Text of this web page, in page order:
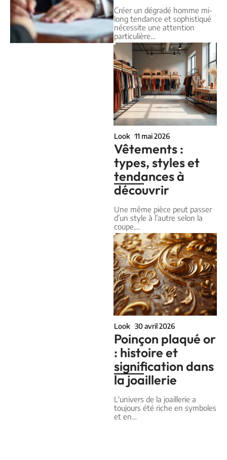
Créer un dégradé homme mi-
long tendance et sophistiqué
nécessite une attention
particulière…
Look 11 mai 2026
Vêtements :
types, styles et
tendances à
découvrir
Une même pièce peut passer
d’un style à l’autre selon la
coupe,…
Look 30 avril 2026
Poinçon plaqué or
: histoire et
signification dans
la joaillerie
L'univers de la joaillerie a
toujours été riche en symboles
et en…